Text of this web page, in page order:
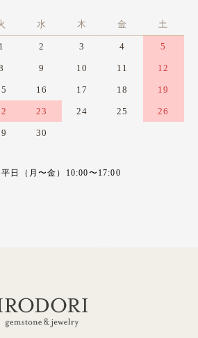
水 木 金 土
1 2 3 4 5
9 10 11 12
16 17 18 19
23 24 25 26
30
日（月〜金）10:00〜17:00